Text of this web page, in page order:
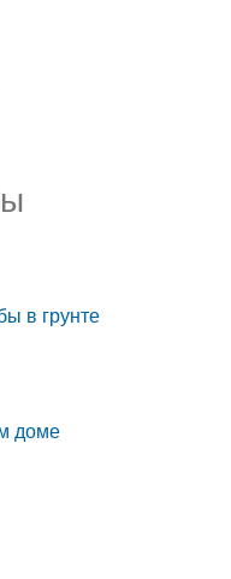
в грунте
доме